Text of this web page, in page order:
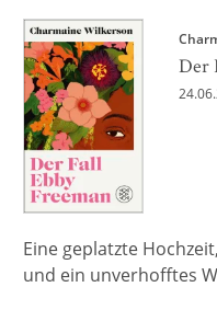
Der
Eine geplatzte
und ein unverhofftes